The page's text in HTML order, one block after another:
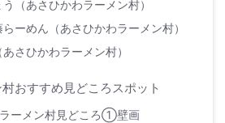
（あさひかわラーメン村）
ーめん（あさひかわラーメン村）
さひかわラーメン村）
おすすめ見どころスポット
ーメン村見どころ①壁画